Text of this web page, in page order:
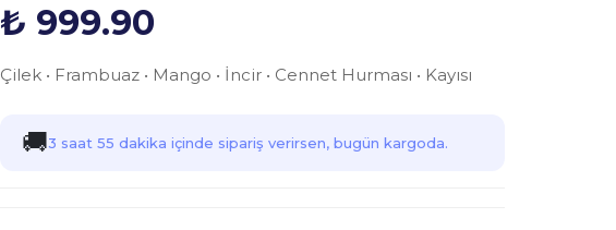
₺ 999.90
Çilek • Frambuaz • Mango • İncir • Cennet Hurması • Kayısı
🚚3 saat 55 dakika içinde sipariş verirsen, bugün kargoda.